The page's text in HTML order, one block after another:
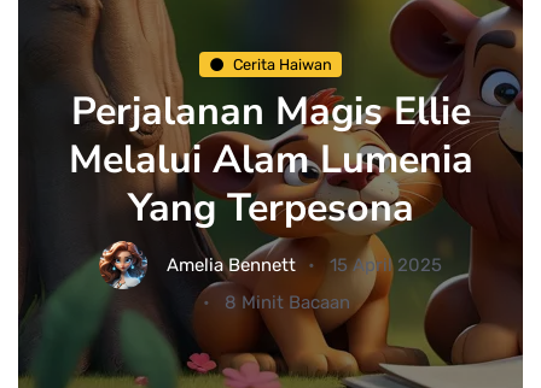
Cerita Haiwan
Perjalanan Magis Ellie
Melalui Alam Lumenia
Yang Terpesona
Amelia Bennett
15 April 2025
8 Minit Bacaan